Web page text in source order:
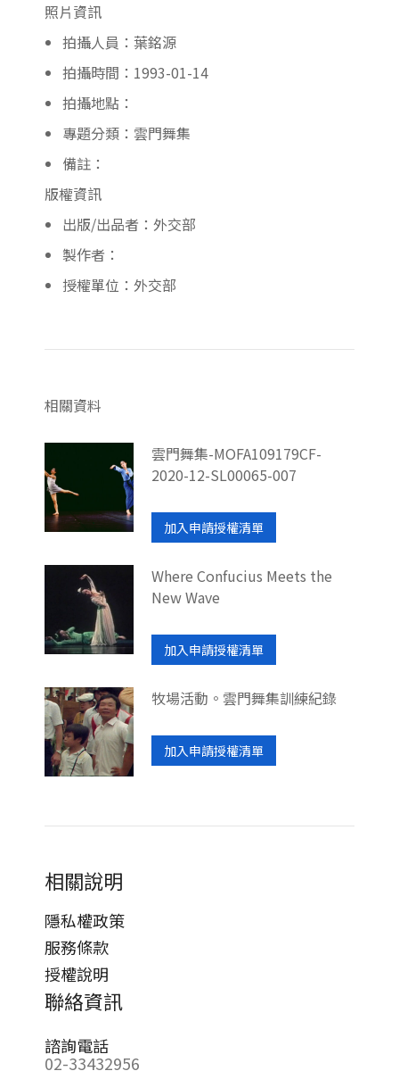
照片資訊
拍攝人員：葉銘源
拍攝時間：1993-01-14
拍攝地點：
專題分類：雲門舞集
備註：
版權資訊
出版/出品者：外交部
製作者：
授權單位：外交部
相關資料
雲門舞集-MOFA109179CF-
2020-12-SL00065-007
加入申請授權清單
Where Confucius Meets the
New Wave
加入申請授權清單
牧場活動。雲門舞集訓練紀錄
加入申請授權清單
相關說明
隱私權政策
服務條款
授權說明
聯絡資訊
諮詢電話
02-33432956